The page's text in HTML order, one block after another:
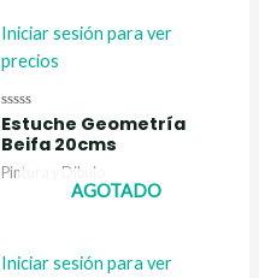
Iniciar sesión para ver
precios
Valorado
con
0
de
5
Estuche Geometría
Beifa 20cms
Pintura y Dibujo
AGOTADO
Iniciar sesión para ver